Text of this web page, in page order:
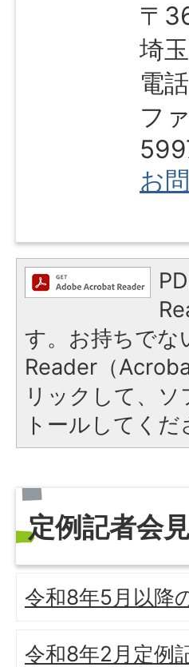
〒
埼
電
フ
お
す。お持ちでな
Reader（
リックして、
トールしてくだ
定例記者会
令和8年5月以降
令和8年2月定例